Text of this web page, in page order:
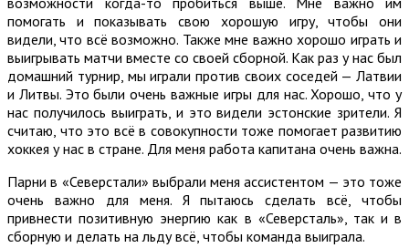
помогать и показывать свою хорошую игру, чтобы они
видели, что всё возможно. Также мне важно хорошо играть и
выигрывать матчи вместе со своей сборной. Как раз у нас был
домашний турнир, мы играли против своих соседей — Латвии
и Литвы. Это были очень важные игры для нас. Хорошо, что у
нас получилось выиграть, и это видели эстонские зрители. Я
считаю, что это всё в совокупности тоже помогает развитию
хоккея у нас в стране. Для меня работа капитана очень важна.
Парни в «Северстали» выбрали меня ассистентом — это тоже
очень важно для меня. Я пытаюсь сделать всё, чтобы
привнести позитивную энергию как в «Северсталь», так и в
сборную и делать на льду всё, чтобы команда выиграла.